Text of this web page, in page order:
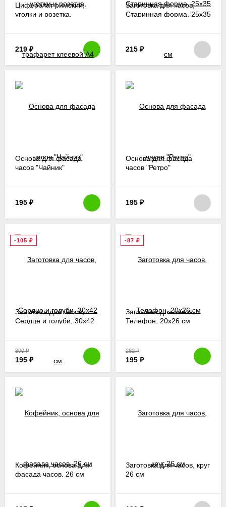
Циферблат римский,
уголки и розетка,
219 ₽
Заготовка для часов,
Старинная форма, 25х35
215 ₽
Основа для фасада
часов "Чайник"
195 ₽
Основа для фасада
часов "Ретро"
195 ₽
-105 ₽
Заготовка для часов,
Сердце и голуби, 30х42
300₽
195 ₽
-87 ₽
Заготовка для часов,
Телефон, 20х26 см
282₽
195 ₽
Кофейник, основа для
фасада часов, 26 см
Заготовка для часов, круг
26 см